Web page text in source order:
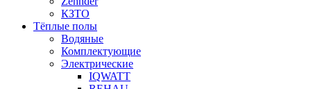
КЗТО
Тёплые полы
Водяные
Комплектующие
Электрические
IQWATT